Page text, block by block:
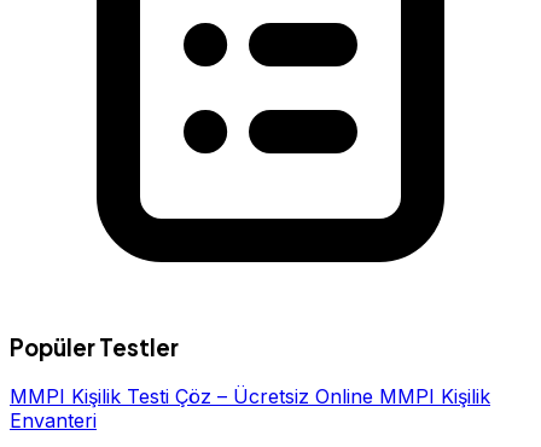
Popüler Testler
MMPI Kişilik Testi Çöz – Ücretsiz Online MMPI Kişilik
Envanteri